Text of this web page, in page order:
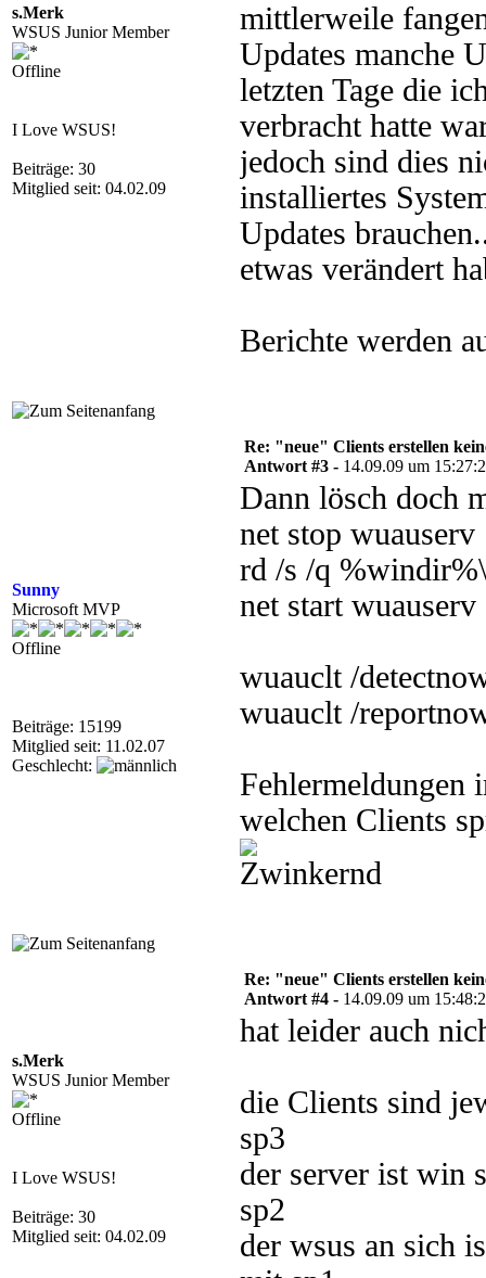
s.Merk
WSUS Junior Member
Offline
I Love WSUS!
Beiträge: 30
Mitglied seit: 04.02.09
mittlerweile
Updates manche
letzten Tage die
verbracht hatte
jedoch sind dies
installiertes
Updates
etwas verändert
Berichte werden
Sunny
Microsoft MVP
Offline
Beiträge: 15199
Mitglied seit: 11.02.07
Geschlecht:
Re: "neue" Clients erstellen
Antwort #3 - 14.09.09 um
Dann lösch doch
net stop wuauserv
rd /s /q
net start wuauserv
wuauclt /
wuauclt /
Fehlermeldungen
welchen Clients
s.Merk
WSUS Junior Member
Offline
I Love WSUS!
Beiträge: 30
Mitglied seit: 04.02.09
Re: "neue" Clients erstellen
Antwort #4 - 14.09.09 um
hat leider auch
die Clients sind
sp3
der server ist win
sp2
der wsus an sich